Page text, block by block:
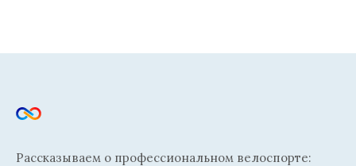
Рассказываем о профессиональном велоспорте: